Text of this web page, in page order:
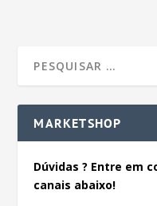
MARKETSHOP
Dúvidas ? Entre em
canais abaixo!